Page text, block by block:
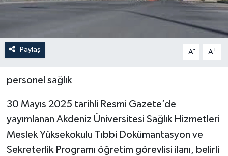
Paylaş A- A+
personel sağlık
30 Mayıs 2025 tarihli Resmi Gazete’de
yayımlanan Akdeniz Üniversitesi Sağlık Hizmetleri
Meslek Yüksekokulu Tıbbi Dokümantasyon ve
Sekreterlik Programı öğretim görevlisi ilanı, belirli